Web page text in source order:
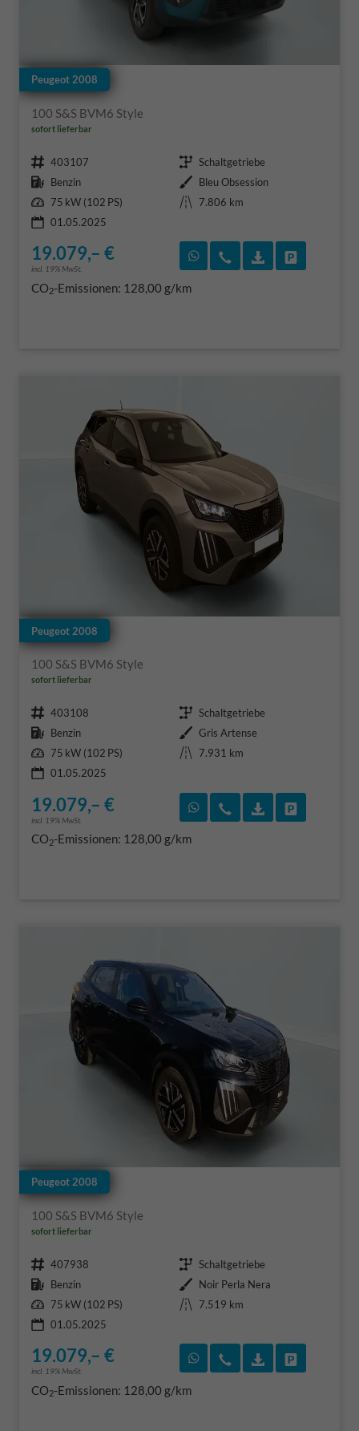
Peugeot 2008
100 S&S BVM6 Style
sofort lieferbar
Fahrzeugnr. 403107 Getriebe Schaltgetriebe
Kraftstoff Benzin Außenfarbe Bleu Obsession
Leistung 75 kW (102 PS) Kilometerstand
7.806 km
01.05.2025
19.079,– €
incl. 19% MwSt.
Rückruf vereinbaren
Wir rufen Sie an
CO2-Emissionen: 128,00 g/km
Peugeot 2008
100 S&S BVM6 Style
sofort lieferbar
Fahrzeugnr. 403108 Getriebe Schaltgetriebe
Kraftstoff Benzin Außenfarbe Gris Artense
Leistung 75 kW (102 PS) Kilometerstand
7.931 km
01.05.2025
19.079,– €
incl. 19% MwSt.
Rückruf vereinbaren
Wir rufen Sie an
CO2-Emissionen: 128,00 g/km
Peugeot 2008
100 S&S BVM6 Style
sofort lieferbar
Fahrzeugnr. 407938 Getriebe Schaltgetriebe
Kraftstoff Benzin Außenfarbe Noir Perla Nera
Leistung 75 kW (102 PS) Kilometerstand
7.519 km
01.05.2025
19.079,– €
incl. 19% MwSt.
Rückruf vereinbaren
Wir rufen Sie an
CO2-Emissionen: 128,00 g/km